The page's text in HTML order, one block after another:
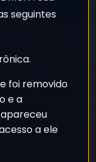
seguintes
foi removido
e a
a ele